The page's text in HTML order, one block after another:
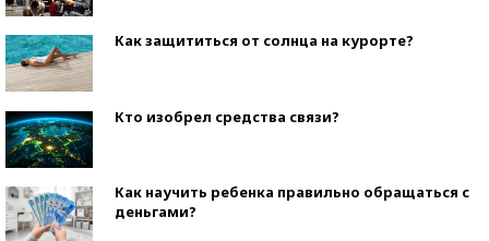
Как защититься от солнца на курорте?
Кто изобрел средства связи?
Как научить ребенка правильно обращаться с
деньгами?